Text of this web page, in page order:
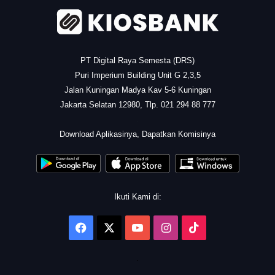
PT Digital Raya Semesta (DRS)
Puri Imperium Building Unit G 2,3,5
Jalan Kuningan Madya Kav 5-6 Kuningan
Jakarta Selatan 12980, Tlp. 021 294 88 777
Download Aplikasinya, Dapatkan Komisinya
Ikuti Kami di:
Facebook YouTubeInstagram
.